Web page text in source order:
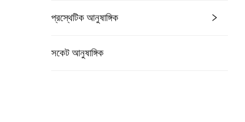
প্রস্থেটিক আনুষাঙ্গিক
সকেট আনুষাঙ্গিক